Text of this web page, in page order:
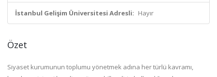
İstanbul Gelişim Üniversitesi Adresli: Hayır
Özet
Siyaset kurumunun toplumu yönetmek adına her türlü kavramı,